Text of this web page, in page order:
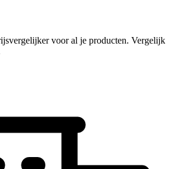
voor al je producten. Vergelijk